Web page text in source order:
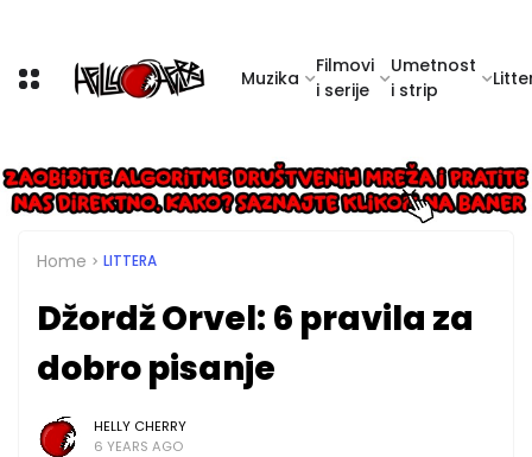
Muzika
Filmovi
i serije
Umetnost
i strip
Home LITTERA
Džordž Orvel: 6 pravila za
dobro pisanje
HELLY CHERRY
6 YEARS AGO